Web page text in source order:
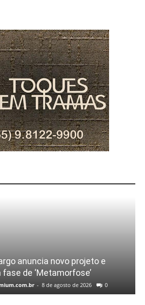
anuncia novo projeto e
de ‘Metamorfose’
- 8 de agosto de 2026 0